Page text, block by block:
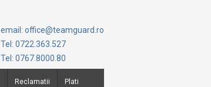
email: office@teamguard.ro
Tel: 0722.363.527
Tel: 0767.8000.80
Reclamatii Plati